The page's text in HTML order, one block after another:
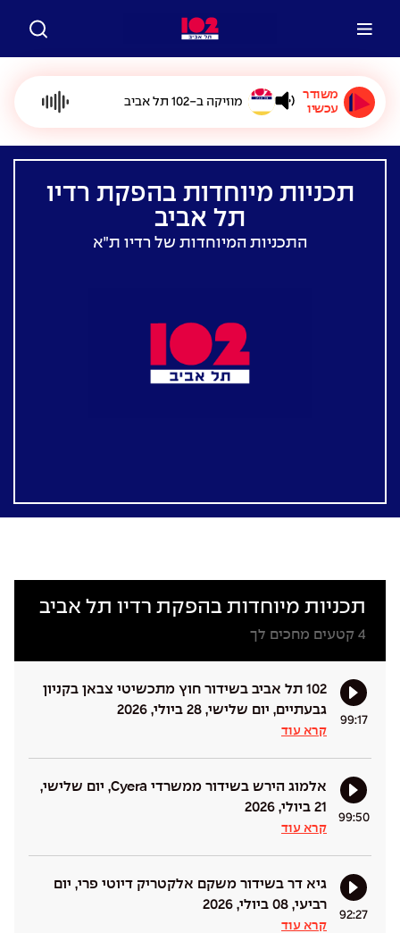
משודר
עכשיו
מוזיקה ב-102 תל אביב
תכניות מיוחדות בהפקת רדיו
תל אביב
התכניות המיוחדות של רדיו ת״א
תכניות מיוחדות בהפקת רדיו תל אביב
4 קטעים מחכים לך
99:17
102 תל אביב בשידור חוץ מתכשיטי צבאן בקניון
גבעתיים, יום שלישי, 28 ביולי, 2026
קרא עוד
99:50
אלמוג הירש בשידור ממשרדי Cyera, יום שלישי,
21 ביולי, 2026
קרא עוד
92:27
גיא דר בשידור משקם אלקטריק דיוטי פרי, יום
רביעי, 08 ביולי, 2026
קרא עוד